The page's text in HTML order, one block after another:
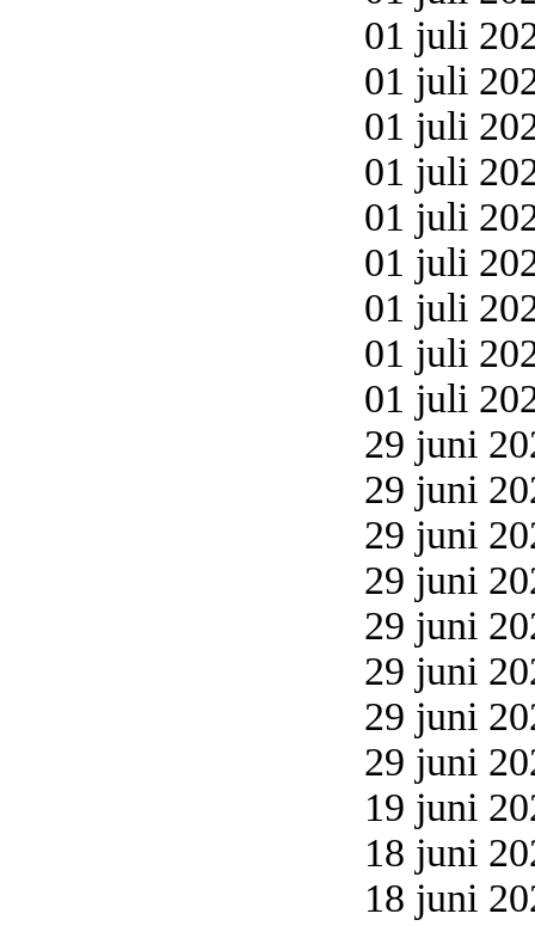
01 juli
01 juli
01 juli
01 juli
01 juli
01 juli
01 juli
01 juli
01 juli
29 juni
29 juni
29 juni
29 juni
29 juni
29 juni
29 juni
29 juni
19 juni
18 juni
18 juni